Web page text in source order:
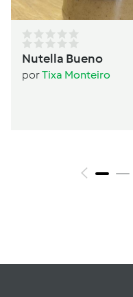
Nutella Bueno
porTixa Monteiro